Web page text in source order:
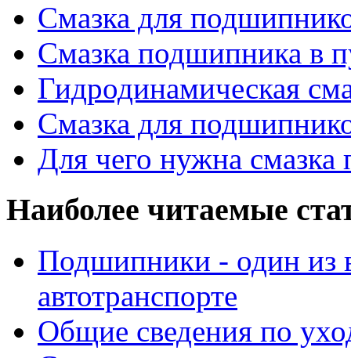
Смазка для
Смазка подшипника в
Гидродинамическая
Смазка для
Для чего нужна
Наиболее читаемые
Подшипники - один из
автотранспорте
Общие сведения по